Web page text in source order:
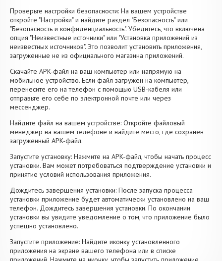
Проверьте настройки безопасности: На вашем устройстве
откройте "Настройки" и найдите раздел "Безопасность" или
"Безопасность и конфиденциальность". Убедитесь, что включена
опция "Неизвестные источники" или "Установка приложений из
неизвестных источников". Это позволит установить приложения,
загруженные не из официального магазина приложений.
Скачайте APK-файл на ваш компьютер или напрямую на
мобильное устройство. Если файл загружен на компьютер,
перенесите его на телефон с помощью USB-кабеля или
отправьте его себе по электронной почте или через
мессенджер.
Найдите файл на вашем устройстве: Откройте файловый
менеджер на вашем телефоне и найдите место, где сохранен
загруженный APK-файл.
Запустите установку: Нажмите на APK-файл, чтобы начать процесс
установки. Вам может потребоваться подтверждение установки и
принятие условий использования приложения.
Дождитесь завершения установки: После запуска процесса
установки приложение будет автоматически установлено на ваш
телефон. Дождитесь завершения установки. По окончании
установки вы увидите уведомление о том, что приложение было
успешно установлено.
Запустите приложение: Найдите иконку установленного
приложения на экране вашего телефона или в списке